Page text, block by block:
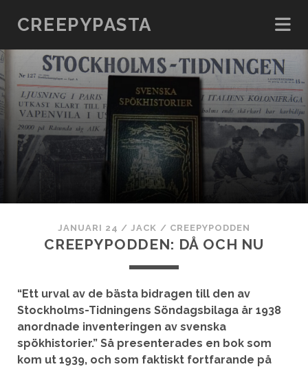
CREEPYPASTA
JANUARI 24 /JACK / CREEPYPODDEN
CREEPYPODDEN: DÅ OCH NU
“Ett urval av de bästa bidragen till den av
Stockholms-Tidningens Söndagsbilaga år 1938
anordnade inventeringen av svenska
spökhistorier.” Så presenterades en bok som
kom ut 1939, och som faktiskt fortfarande på